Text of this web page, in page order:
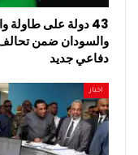
43 دولة على طاولة
والسودان ضمن
دفاعي جديد
اخبار